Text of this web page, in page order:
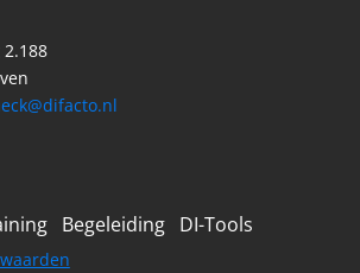
Begeleiding DI-Tools